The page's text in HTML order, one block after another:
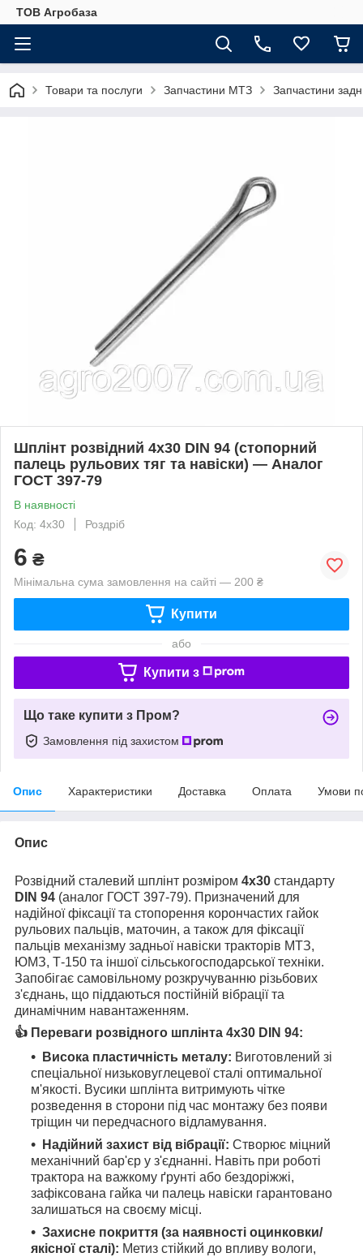
ТОВ Агробаза
Товари та послуги Запчастини МТЗ Запчастини
Шплінт розвідний 4х30 DIN 94 (стопорний
палець рульових тяг та навіски) — Аналог
ГОСТ 397-79
В наявності
Код: 4х30
Роздріб
6 ₴
Мінімальна сума замовлення на сайті — 200 ₴
Купити
або
Купити з
Що таке купити з Пром?
Замовлення під захистом
Опис Характеристики Доставка Оплата Умови
Опис
Розвідний сталевий шплінт розміром 4х30 стандарту
DIN 94 (аналог ГОСТ 397-79). Призначений для
надійної фіксації та стопорення корончастих гайок
рульових пальців, маточин, а також для фіксації
пальців механізму задньої навіски тракторів МТЗ,
ЮМЗ, Т-150 та іншої сільськогосподарської техніки.
Запобігає самовільному розкручуванню різьбових
з'єднань, що піддаються постійній вібрації та
динамічним навантаженням.
👍 Переваги розвідного шплінта 4х30 DIN 94:
Висока пластичність металу: Виготовлений зі
спеціальної низьковуглецевої сталі оптимальної
м'якості. Вусики шплінта витримують чітке
розведення в сторони під час монтажу без появи
тріщин чи передчасного відламування.
Надійний захист від вібрації: Створює міцний
механічний бар'єр у з'єднанні. Навіть при роботі
трактора на важкому ґрунті або бездоріжжі,
зафіксована гайка чи палець навіски гарантовано
залишаться на своєму місці.
Захисне покриття (за наявності оцинковки/
якісної сталі): Метиз стійкий до впливу вологи,